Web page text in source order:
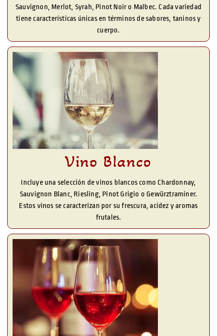
Sauvignon, Merlot, Syrah, Pinot Noir o Malbec. Cada variedad
tiene características únicas en términos de sabores, taninos y
cuerpo.
Vino Blanco
Incluye una selección de vinos blancos como Chardonnay,
Sauvignon Blanc, Riesling, Pinot Grigio o Gewürztraminer.
Estos vinos se caracterizan por su frescura, acidez y aromas
frutales.